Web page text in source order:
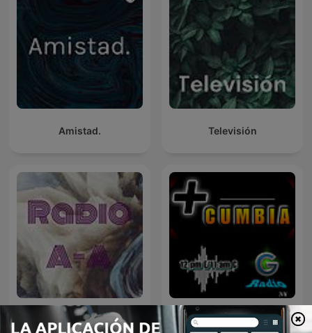
Amistad. Televisión
Radio A-A Más Cumbia